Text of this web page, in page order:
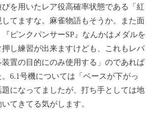
びを用いたレア役高確率状態である「紅
てますな。麻雀物語もそうか。また面
ピンクパンサーSP』なんかはメダルを
押し練習が出来ますけども、これもレバ
置の目的にのみ使用する」のであれば
6.1号機については「ベースが下がっ
になってましたが、打ち手としては地
てきてる気がします。